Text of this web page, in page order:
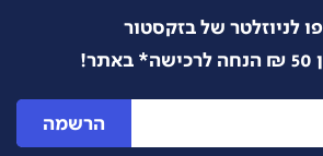
לניוזלטר של בזקסטור
הרשמה